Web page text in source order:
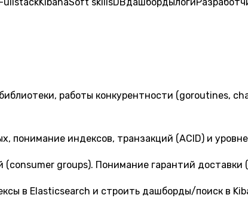
работы конкурентности (goroutines,
понимание индексов, транзакций (ACID) и
(consumer groups). Понимание гарантий
в Elasticsearch и строить дашборды/поиск в